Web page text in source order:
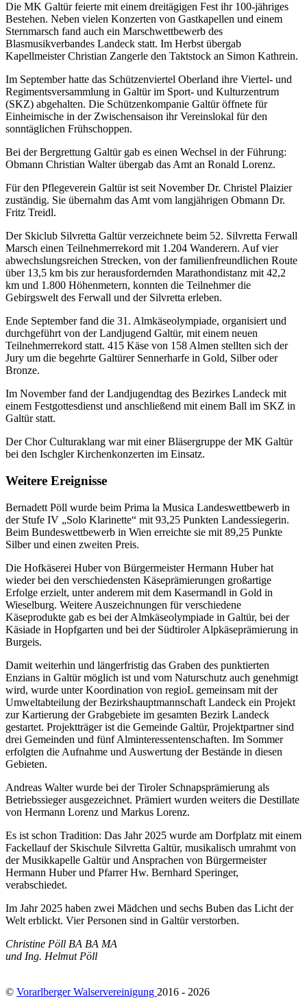
Die MK Galtür feierte mit einem dreitägigen Fest ihr 100-jähriges
Bestehen. Neben vielen Konzerten von Gastkapellen und einem
Sternmarsch fand auch ein Marschwettbewerb des
Blasmusikverbandes Landeck statt. Im Herbst übergab
Kapellmeister Christian Zangerle den Taktstock an Simon Kathrein.
Im September hatte das Schützenviertel Oberland ihre Viertel- und
Regimentsversammlung in Galtür im Sport- und Kulturzentrum
(SKZ) abgehalten. Die Schützenkompanie Galtür öffnete für
Einheimische in der Zwischensaison ihr Vereinslokal für den
sonntäglichen Frühschoppen.
Bei der Bergrettung Galtür gab es einen Wechsel in der Führung:
Obmann Christian Walter übergab das Amt an Ronald Lorenz.
Für den Pflegeverein Galtür ist seit November Dr. Christel Plaizier
zuständig. Sie übernahm das Amt vom langjährigen Obmann Dr.
Fritz Treidl.
Der Skiclub Silvretta Galtür verzeichnete beim 52. Silvretta Ferwall
Marsch einen Teilnehmerrekord mit 1.204 Wanderern. Auf vier
abwechslungsreichen Strecken, von der familienfreundlichen Route
über 13,5 km bis zur herausfordernden Marathondistanz mit 42,2
km und 1.800 Höhenmetern, konnten die Teilnehmer die
Gebirgswelt des Ferwall und der Silvretta erleben.
Ende September fand die 31. Almkäseolympiade, organisiert und
durchgeführt von der Landjugend Galtür, mit einem neuen
Teilnehmerrekord statt. 415 Käse von 158 Almen stellten sich der
Jury um die begehrte Galtürer Sennerharfe in Gold, Silber oder
Bronze.
Im November fand der Landjugendtag des Bezirkes Landeck mit
einem Festgottesdienst und anschließend mit einem Ball im SKZ in
Galtür statt.
Der Chor Culturaklang war mit einer Bläsergruppe der MK Galtür
bei den Ischgler Kirchenkonzerten im Einsatz.
Weitere Ereignisse
Bernadett Pöll wurde beim Prima la Musica Landeswettbewerb in
der Stufe IV „Solo Klarinette“ mit 93,25 Punkten Landessiegerin.
Beim Bundeswettbewerb in Wien erreichte sie mit 89,25 Punkte
Silber und einen zweiten Preis.
Die Hofkäserei Huber von Bürgermeister Hermann Huber hat
wieder bei den verschiedensten Käseprämierungen großartige
Erfolge erzielt, unter anderem mit dem Kasermandl in Gold in
Wieselburg. Weitere Auszeichnungen für verschiedene
Käseprodukte gab es bei der Almkäseolympiade in Galtür, bei der
Käsiade in Hopfgarten und bei der Südtiroler Alpkäseprämierung in
Burgeis.
Damit weiterhin und längerfristig das Graben des punktierten
Enzians in Galtür möglich ist und vom Naturschutz auch genehmigt
wird, wurde unter Koordination von regioL gemeinsam mit der
Umweltabteilung der Bezirkshauptmannschaft Landeck ein Projekt
zur Kartierung der Grabgebiete im gesamten Bezirk Landeck
gestartet. Projektträger ist die Gemeinde Galtür, Projektpartner sind
drei Gemeinden und fünf Alminteressentenschaften. Im Sommer
erfolgten die Aufnahme und Auswertung der Bestände in diesen
Gebieten.
Andreas Walter wurde bei der Tiroler Schnapsprämierung als
Betriebssieger ausgezeichnet. Prämiert wurden weiters die Destillate
von Hermann Lorenz und Markus Lorenz.
Es ist schon Tradition: Das Jahr 2025 wurde am Dorfplatz mit einem
Fackellauf der Skischule Silvretta Galtür, musikalisch umrahmt von
der Musikkapelle Galtür und Ansprachen von Bürgermeister
Hermann Huber und Pfarrer Hw. Bernhard Speringer,
verabschiedet.
Im Jahr 2025 haben zwei Mädchen und sechs Buben das Licht der
Welt erblickt. Vier Personen sind in Galtür verstorben.
Christine Pöll BA BA MA
und Ing. Helmut Pöll
© Vorarlberger Walservereinigung 2016 - 2026